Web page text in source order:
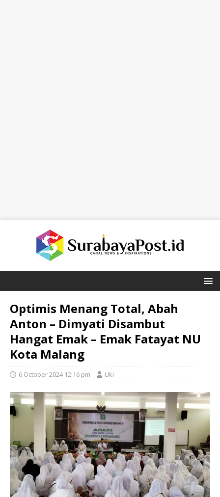
Optimis Menang Total, Abah
Anton – Dimyati Disambut
Hangat Emak – Emak Fatayat NU
Kota Malang
6 October 2024 12:16 pm Uki